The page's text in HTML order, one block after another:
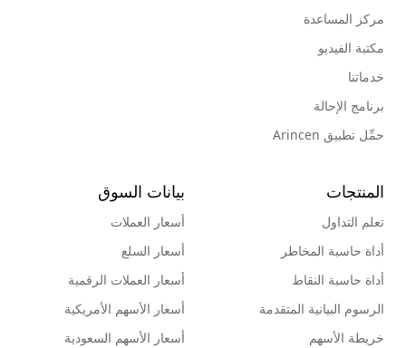
مركز المساعدة
مكتبة الفيديو
خدماتنا
برنامج الإحالة
حمِّل تطبيق Arincen
المنتجات
تعلم التداول
أداة حاسبة المخاطر
أداة حاسبة النقاط
الرسوم البيانية المتقدمة
خريطة الأسهم
بيانات السوق
أسعار العملات
أسعار السلع
أسعار العملات الرقمية
أسعار الأسهم الأمريكية
أسعار الأسهم السعودية